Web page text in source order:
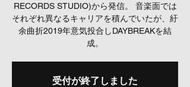
RECORDS STUDIO)から発信。 音楽面では
それぞれ異なるキャリアを積んでいたが、紆
余曲折2019年意気投合しDAYBREAKを結
成。
受付が終了しました